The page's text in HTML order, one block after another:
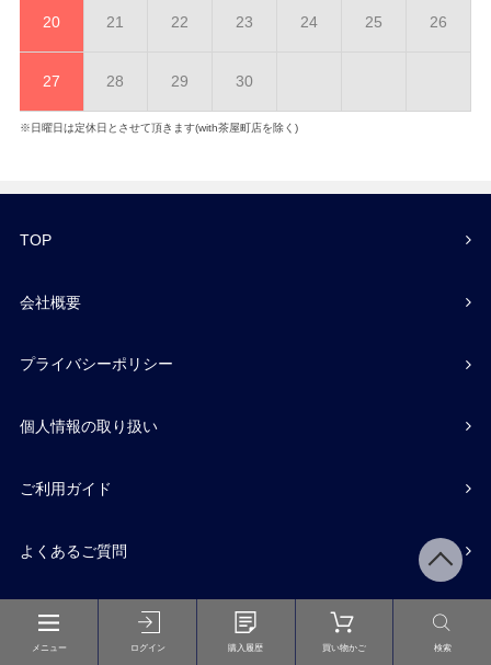
メニュー ログイン 購入履歴 買い物かご 検索
20 21 22 23 24 25 26
27 28 29 30
※日曜日は定休日とさせて頂きます(with茶屋町店を除く)
TOP
会社概要
プライバシーポリシー
個人情報の取り扱い
ご利用ガイド
よくあるご質問
お問い合わせ